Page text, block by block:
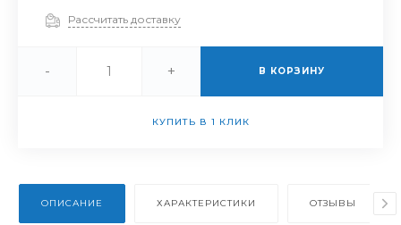
Рассчитать доставку
- + В КОРЗИНУ
КУПИТЬ В 1 КЛИК
ОПИСАНИЕ ХАРАКТЕРИСТИКИ ОТЗЫВЫ